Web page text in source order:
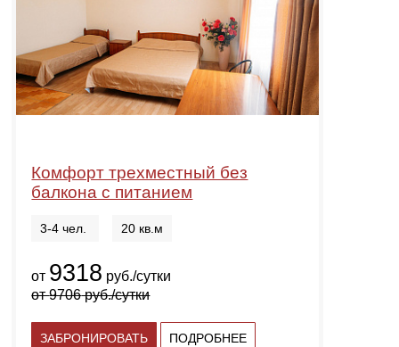
Комфорт трехместный без
балкона с питанием
3-4 чел. 20 кв.м
от 9318 руб./сутки
от9706руб./сутки
ЗАБРОНИРОВАТЬ ПОДРОБНЕЕ